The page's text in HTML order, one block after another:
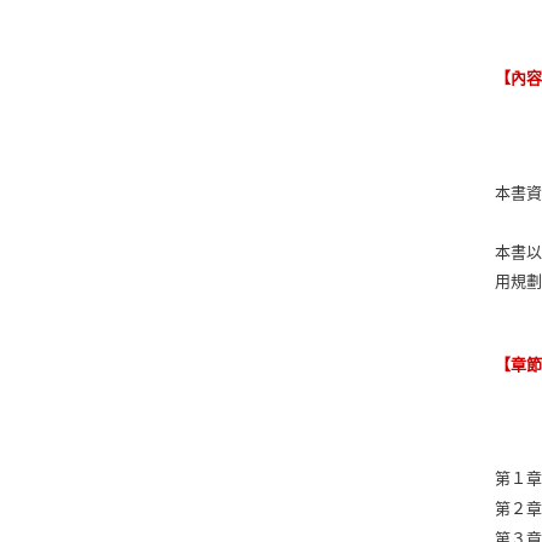
【內
本書
本書
用規
【章
第１
第２
第３